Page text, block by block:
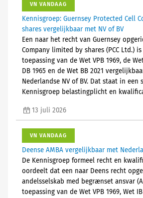
VN VANDAAG
Kennisgroep: Guernsey Protected Cell
shares vergelijkbaar met NV of BV
Een naar het recht van Guernsey
Company limited by shares (PCC Ltd.)
toepassing van de Wet VPB 1969, de
DB 1965 en de Wet BB 2021
Nederlandse NV of BV. Dat staat in
Kennisgroep belastingplicht en
13 juli 2026
VN VANDAAG
Deense AMBA vergelijkbaar met
De Kennisgroep formeel recht en
oordeelt dat een naar Deens recht
andelsselskab med begrænset ansvar
toepassing van de Wet VPB 1969, Wet